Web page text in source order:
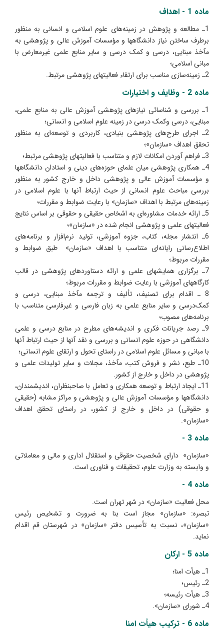
ماده 1 - اهداف
1ـ مطالعه و پژوهش در زمینه‌های علوم اسلامی و انسانی به منظور
برطرف ساختن نیاز دانشگاهها و مؤسسات آموزش عالی و پژوهشی به
مآخذ مبنایی، درسی و کمک درسی و سایر منابع علمی غیرمعارض با
مبانی اسلامی؛
2ـ زمینه‌سازی مناسب برای ارتقاء فعالیتهای پژوهشی مرتبط.
ماده 2 - وظایف و اختیارات
1ـ بررسی و شناسائی نیازهای پژوهشی آموزش عالی به منابع علمی،
مبنایی، درسی وکمک درسی در زمینه علوم اسلامی و انسانی؛
2ـ اجرای طرح‌های پژوهشی بنیادی، کاربردی و توسعه‌ای به منظور
تحقق اهداف «سازمان»؛
3ـ فراهم آوردن امکانات لازم و متناسب با فعالیتهای پژوهشی مرتبط؛
4ـ همکاری پژوهشی میان علمای حوزه‌های دینی و استادان دانشگاهها
و مؤسسات آموزش عالی و پژوهشی داخل و خارج کشور به منظور
بررسی مباحث علوم انسانی از حیث ارتباط آنها با علوم اسلامی در
زمینه‌های مرتبط با اهداف «سازمان» با رعایت ضوابط و مقررات؛
5ـ ارائه خدمات مشاوره‌ای به اشخاص حقیقی و حقوقی بر اساس نتایج
فعالیتهای علمی و پژوهشی انجام شده در «سازمان»؛
6ـ انتشار مجله، کتاب، جزوه آموزشی، تولید نرم‌افزار و برنامه‌های
اطلاع‌رسانی رایانه‌ای متناسب با اهداف «سازمان» طبق ضوابط و
مقررات مربوط؛
7ـ برگزاری همایشهای علمی و ارائه دستاوردهای پژوهشی در قالب
کارگاههای آموزشی با رعایت ضوابط و مقررات مربوط؛
8 ـ اقدام برای تصنیف، تألیف و ترجمه مآخذ مبنایی، درسی و
کمک‌درسی و سایر منابع علمی به زبان فارسی و غیرفارسی متناسب با
برنامه‌های مصوب؛
9ـ رصد جریانات فکری و اندیشه‌های مطرح در منابع درسی و علمی
دانشگاهی در حوزه علوم انسانی و بررسی و نقد آنها از حیث ارتباط آنها
با مبانی و مسائل علوم اسلامی در راستای تحول و ارتقای علوم انسانی؛
10ـ طبع، نشر و فروش کتب، مآخذ، مجلات و سایر تولیدات علمی و
پژوهشی در داخل و خارج از کشور.
11ـ ایجاد ارتباط و توسعه همکاری و تعامل با صاحب‏نظران، اندیشمندان،
دانشگاهها و مؤسسات آموزش عالی و پژوهشی و مراکز مشابه (حقیقی
و حقوقی) در داخل و خارج از کشور، در راستای تحقق اهداف
«سازمان».
ماده 3 -
«سازمان» دارای شخصیت حقوقی و استقلال اداری و مالی و معاملاتی
و وابسته به وزارت علوم، تحقیقات و فناوری است.
ماده 4 -
محل فعالیت «سازمان» در شهر تهران است.
تبصره: «سازمان» مجاز است بنا به ضرورت و تشخیص رئیس
«سازمان»، نسبت به تأسیس دفتر «سازمان» در شهرستان قم اقدام
نماید.
ماده 5 - ارکان
1ـ هیأت امنا؛
2ـ رئیس؛
3ـ هیأت رئیسه؛
4ـ شورای «سازمان».
ماده 6 - ترکیب هیأت امنا